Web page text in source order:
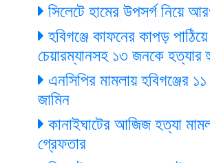
সিলেটে হামের উপসর্গ নিয়ে
হবিগঞ্জে কাফনের কাপড়
চেয়ারম্যানসহ ১৩ জনকে হত্যার
এনসিপির মামলায় হবিগঞ্জের
জামিন
কানাইঘাটের আজিজ হত্যা
গ্রেফতার